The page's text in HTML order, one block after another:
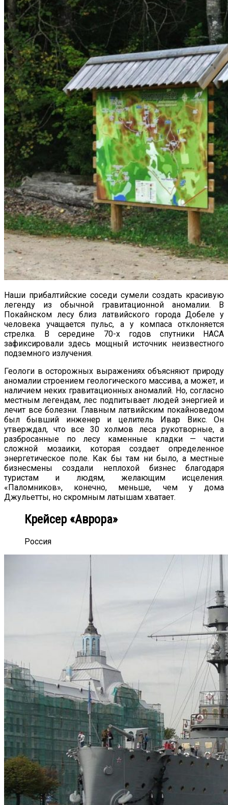
Наши прибалтийские соседи сумели создать красивую
легенду из обычной гравитационной аномалии. В
Покайнском лесу близ латвийского города Добеле у
человека учащается пульс, а у компаса отклоняется
стрелка. В середине 70-х годов спутники НАСА
зафиксировали здесь мощный источник неизвестного
подземного излучения.
Геологи в осторожных выражениях объясняют природу
аномалии строением геологического массива, а может, и
наличием неких гравитационных аномалий. Но, согласно
местным легендам, лес подпитывает людей энергией и
лечит все болезни. Главным латвийским покайноведом
был бывший инженер и целитель Ивар Викс. Он
утверждал, что все 30 холмов леса рукотворные, а
разбросанные по лесу каменные кладки — части
сложной мозаики, которая создает определенное
энергетическое поле. Как бы там ни было, а местные
бизнесмены создали неплохой бизнес благодаря
туристам и людям, желающим исцеления.
«Паломников», конечно, меньше, чем у дома
Джульетты, но скромным латышам хватает.
Крейсер «Аврора»
Россия